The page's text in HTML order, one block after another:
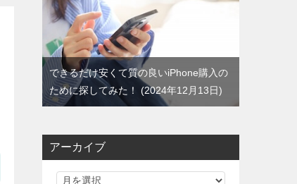
できるだけ安くて質の良いiPhone購入の
ために探してみた！
2024年12月13日
アーカイブ